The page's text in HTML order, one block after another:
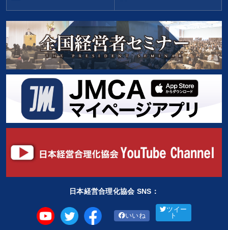
日本経営合理化協会 SNS：
いいね
ツイー
ト